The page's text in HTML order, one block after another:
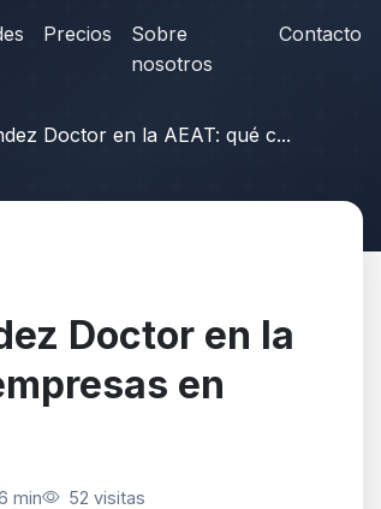
Precios
Sobre
nosotros
Contacto
Doctor en la AEAT: qué c...
Doctor en la
en
min 52 visitas